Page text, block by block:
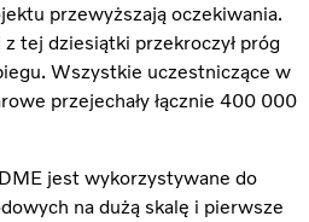
przewyższają oczekiwania.
tej dziesiątki przekroczył próg
Wszystkie uczestniczące w
przejechały łącznie 400 000
jest wykorzystywane do
na dużą skalę i pierwsze